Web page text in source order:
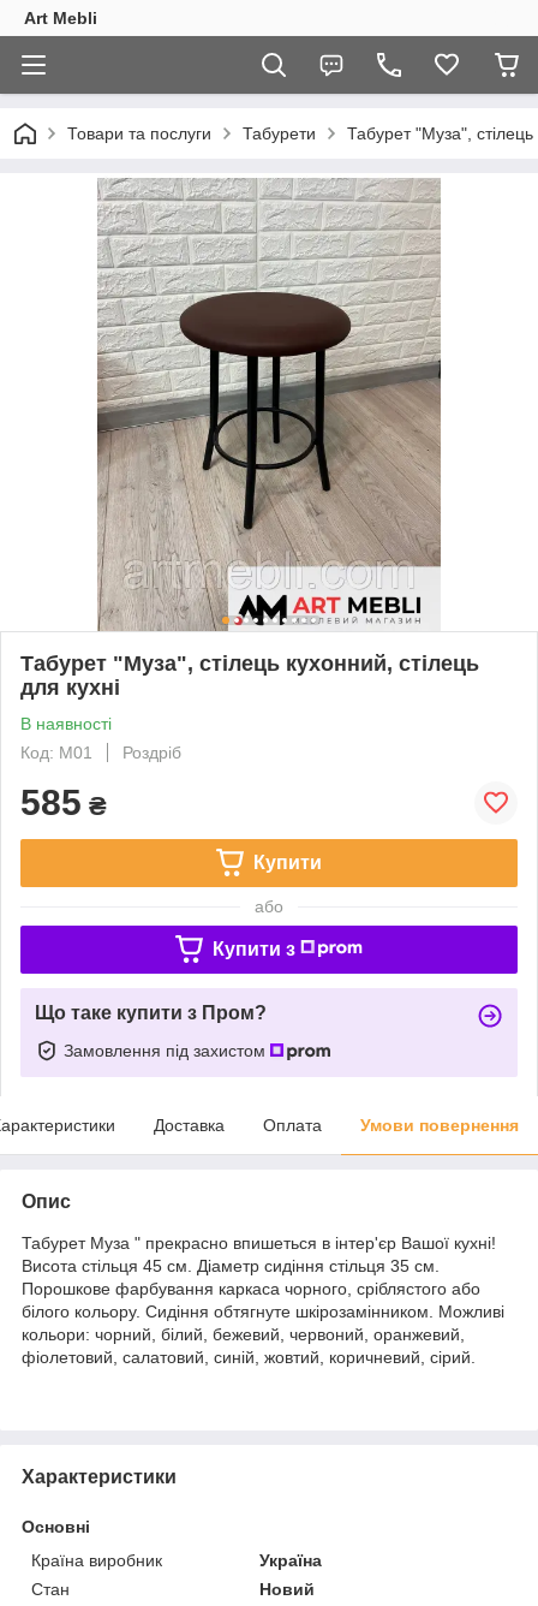
Art Mebli
Товари та послуги Табурети Табурет "Муза", стілець
Табурет "Муза", стілець кухонний, стілець
для кухні
В наявності
Код: М01
Роздріб
585 ₴
Купити
або
Купити з
Що таке купити з Пром?
Замовлення під захистом
Доставка Оплата Умови повернення
Опис
Табурет Муза " прекрасно впишеться в інтер'єр Вашої кухні!
Висота стільця 45 см. Діаметр сидіння стільця 35 см.
Порошкове фарбування каркаса чорного, сріблястого або
білого кольору. Сидіння обтягнуте шкірозамінником. Можливі
кольори: чорний, білий, бежевий, червоний, оранжевий,
фіолетовий, салатовий, синій, жовтий, коричневий, сірий.
Характеристики
Основні
Країна виробник
Україна
Стан
Новий